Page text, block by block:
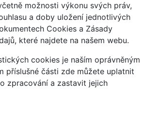
možnosti výkonu svých práv,
a doby uložení jednotlivých
Cookies a Zásady
které najdete na našem webu.
cookies je naším oprávněným
příslušné části zde můžete uplatnit
zpracování a zastavit jejich